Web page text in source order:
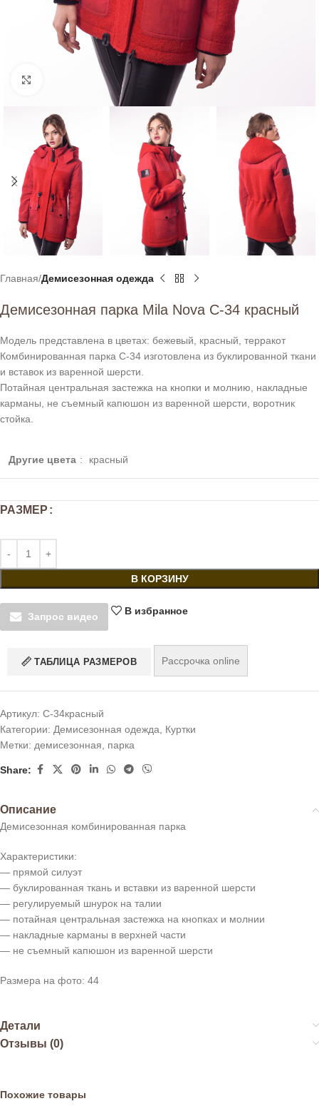
Click to enlarge
Главная Демисезонная одежда
Демисезонная парка Mila Nova С-34 красный
Модель представлена в цветах: бежевый, красный, терракот
Комбинированная парка С-34 изготовлена из буклированной ткани
и вставок из варенной шерсти.
Потайная центральная застежка на кнопки и молнию, накладные
карманы, не съемный капюшон из варенной шерсти, воротник
стойка.
Другие цвета : красный
РАЗМЕР
В КОРЗИНУ
Запрос видео
В избранное
ТАБЛИЦА РАЗМЕРОВ Рассрочка online
Артикул: С-34красный
Категории: Демисезонная одежда, Куртки
Метки: демисезонная, парка
Share:
Описание
Демисезонная комбинированная парка
Характеристики:
— прямой силуэт
— буклированная ткань и вставки из варенной шерсти
— регулируемый шнурок на талии
— потайная центральная застежка на кнопках и молнии
— накладные карманы в верхней части
— не съемный капюшон из варенной шерсти
Размера на фото: 44
Детали
Отзывы (0)
Похожие товары